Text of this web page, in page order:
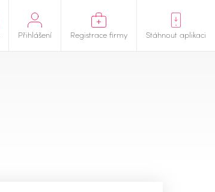
Přihlášení Registrace firmy Stáhnout aplikaci